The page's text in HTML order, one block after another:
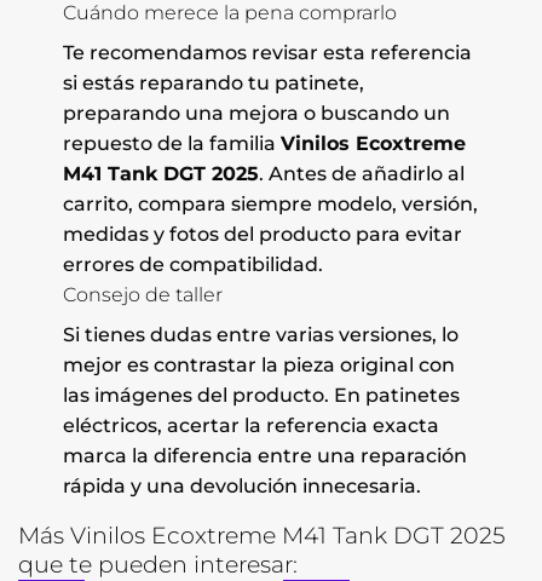
Cuándo merece la pena comprarlo
Te recomendamos revisar esta referencia
si estás reparando tu patinete,
preparando una mejora o buscando un
repuesto de la familia Vinilos Ecoxtreme
M41 Tank DGT 2025. Antes de añadirlo al
carrito, compara siempre modelo, versión,
medidas y fotos del producto para evitar
errores de compatibilidad.
Consejo de taller
Si tienes dudas entre varias versiones, lo
mejor es contrastar la pieza original con
las imágenes del producto. En patinetes
eléctricos, acertar la referencia exacta
marca la diferencia entre una reparación
rápida y una devolución innecesaria.
Más Vinilos Ecoxtreme M41 Tank DGT 2025
que te pueden interesar: